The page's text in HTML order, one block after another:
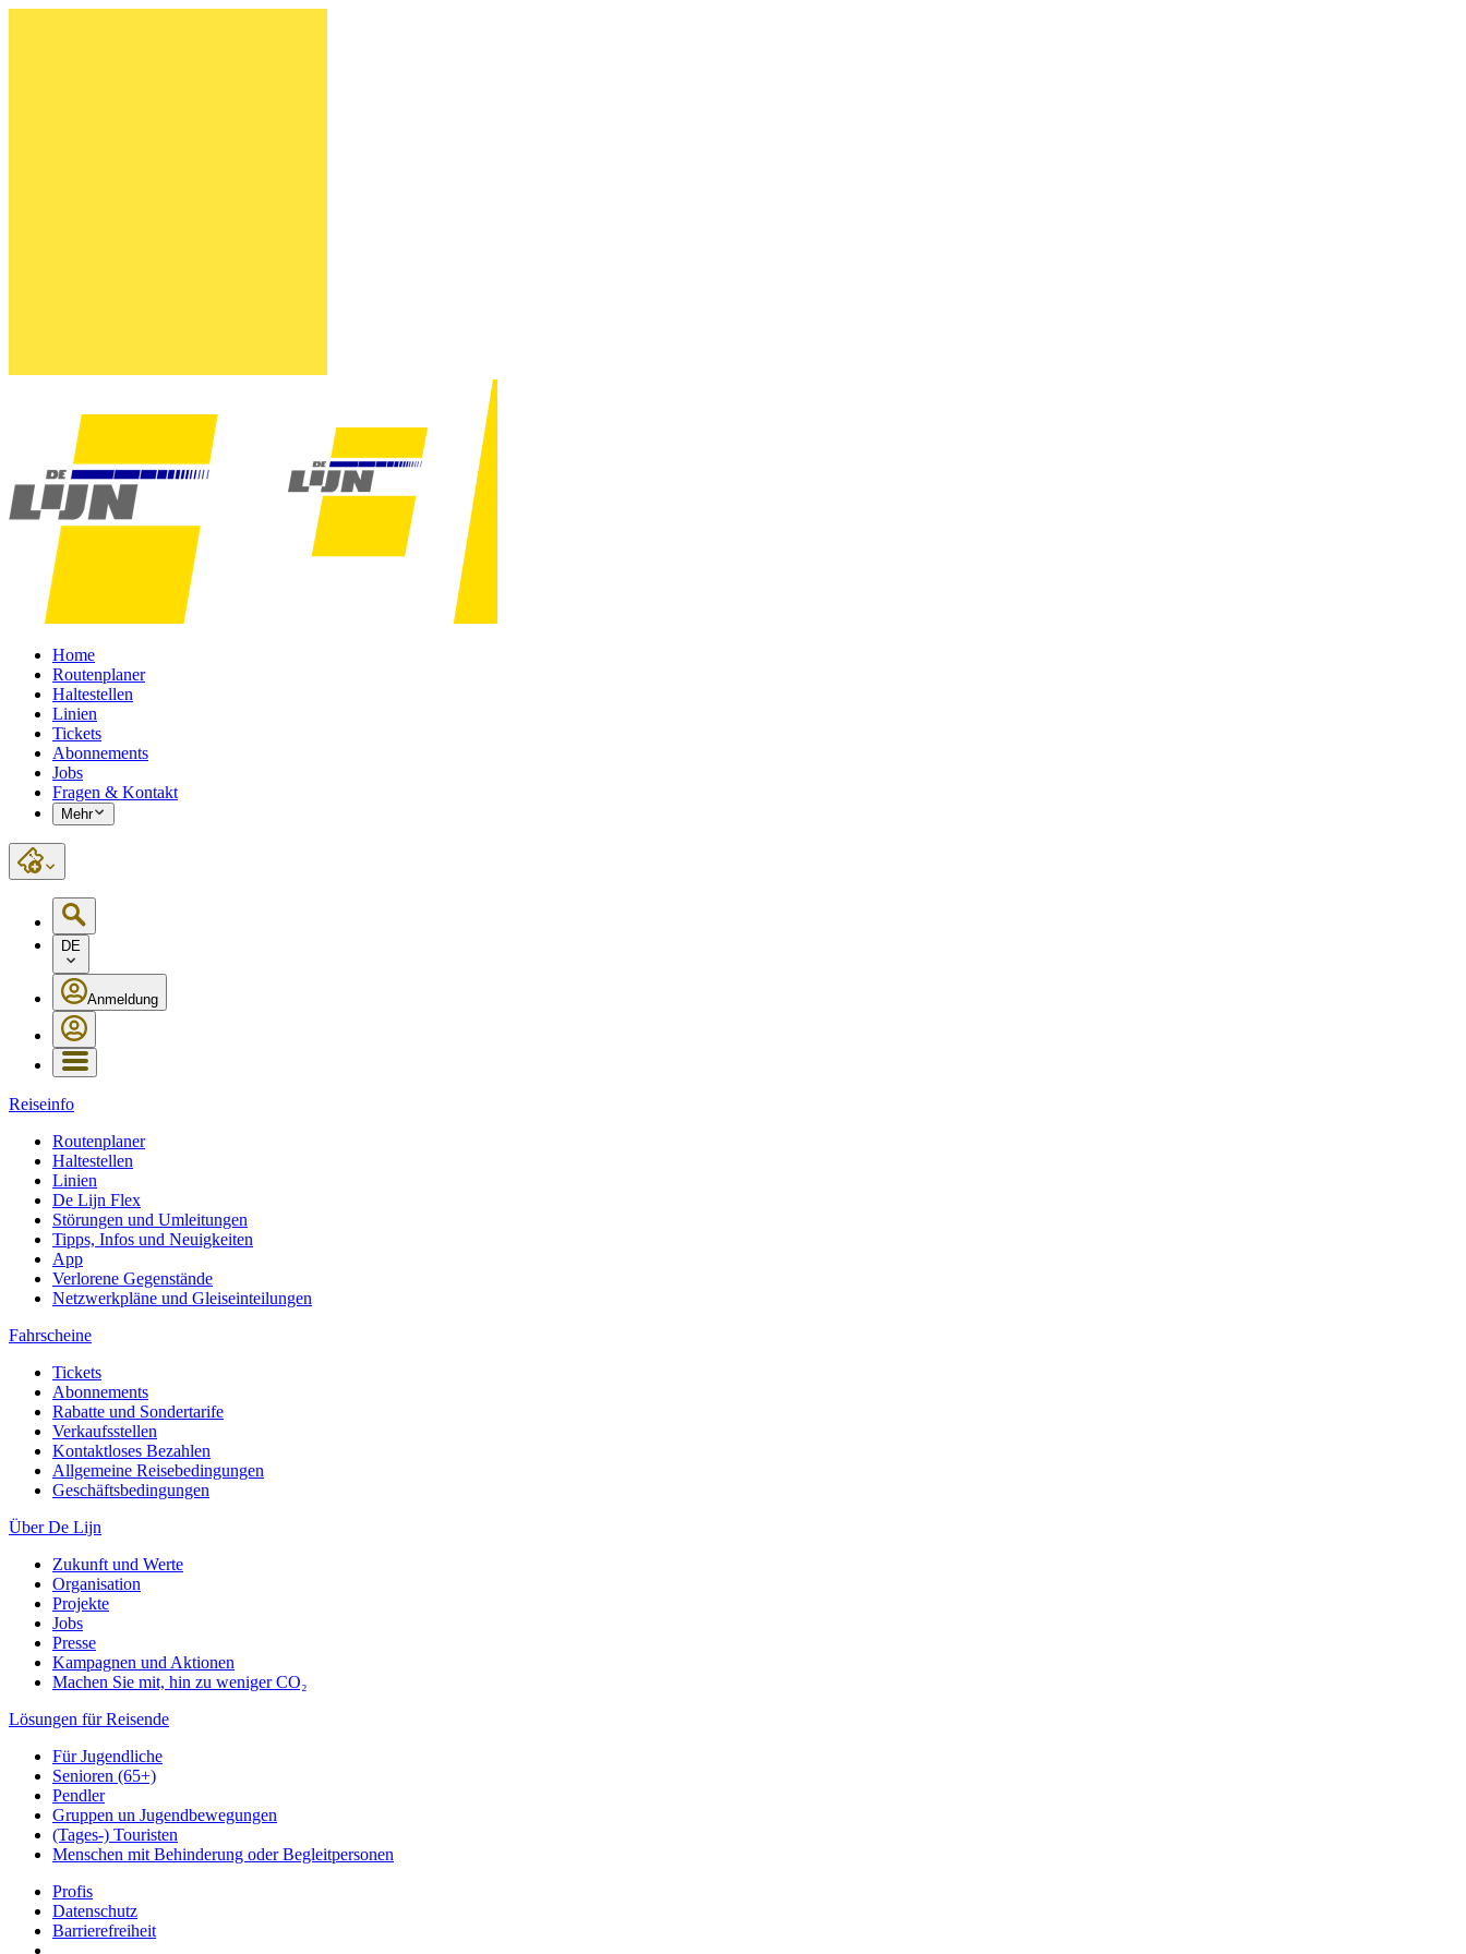
Home
Routenplaner
Haltestellen
Linien
Tickets
Abonnements
Jobs
Fragen & Kontakt
Mehr
DE
Anmeldung
Reiseinfo
Routenplaner
Haltestellen
Linien
De Lijn Flex
Störungen und Umleitungen
Tipps, Infos und Neuigkeiten
App
Verlorene Gegenstände
Netzwerkpläne und Gleiseinteilungen
Fahrscheine
Tickets
Abonnements
Rabatte und Sondertarife
Verkaufsstellen
Kontaktloses Bezahlen
Allgemeine Reisebedingungen
Geschäftsbedingungen
Über De Lijn
Zukunft und Werte
Organisation
Projekte
Jobs
Presse
Kampagnen und Aktionen
Machen Sie mit, hin zu weniger CO₂
Lösungen für Reisende
Für Jugendliche
Senioren (65+)
Pendler
Gruppen un Jugendbewegungen
(Tages-) Touristen
Menschen mit Behinderung oder Begleitpersonen
Profis
Datenschutz
Barrierefreiheit